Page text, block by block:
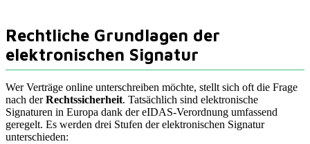
Rechtliche Grundlagen der
elektronischen Signatur
Wer Verträge online unterschreiben möchte, stellt sich oft die Frage
nach derRechtssicherheit. Tatsächlich sind elektronische
Signaturen in Europa dank der eIDAS-Verordnung umfassend
geregelt. Es werden drei Stufen der elektronischen Signatur
unterschieden: